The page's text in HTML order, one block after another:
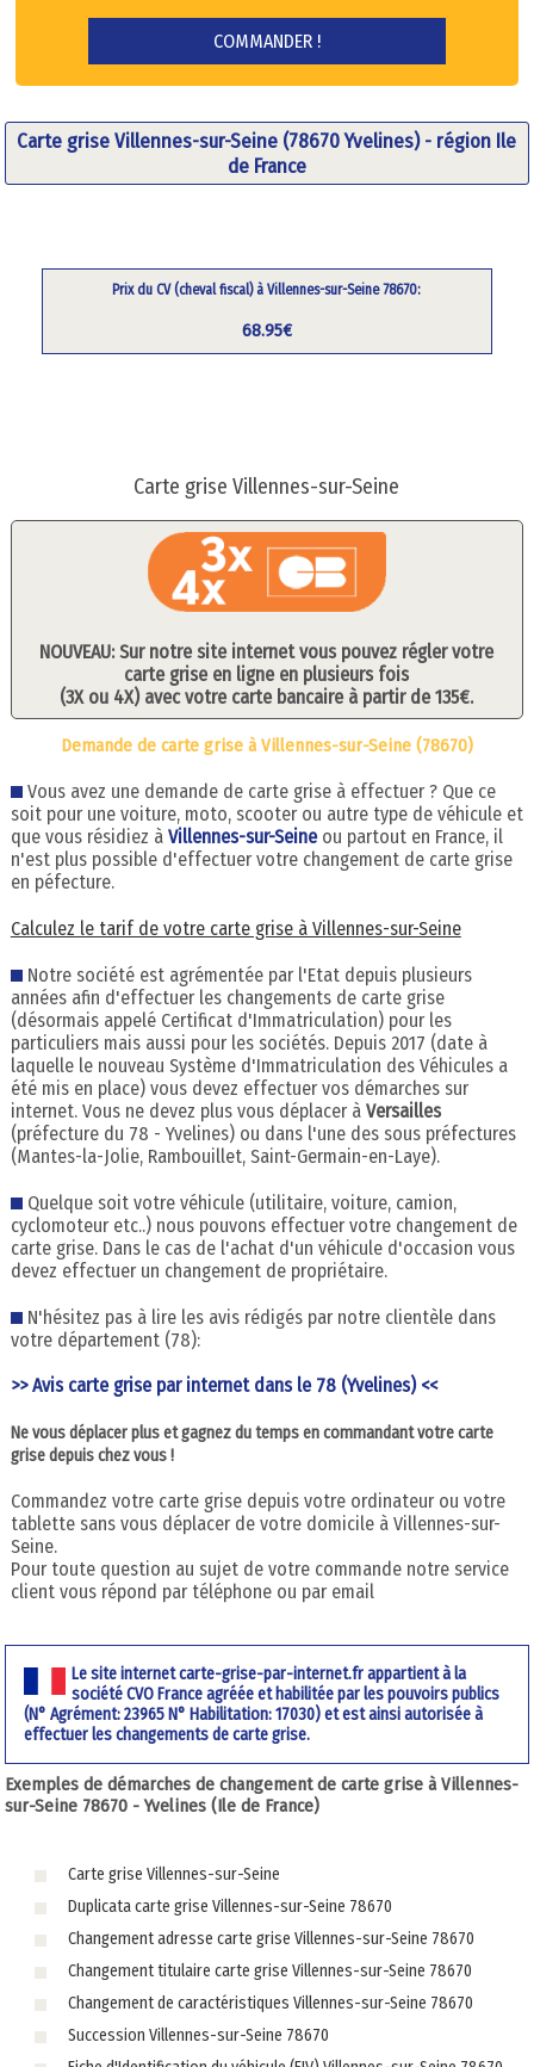
Carte grise Villennes-sur-Seine (78670 Yvelines) - région Ile
de France
Prix du CV (cheval fiscal) à Villennes-sur-Seine 78670:
68.95€
Carte grise Villennes-sur-Seine
NOUVEAU: Sur notre site internet vous pouvez régler votre
carte grise en ligne en plusieurs fois
(3X ou 4X) avec votre carte bancaire à partir de 135€.
Demande de carte grise à Villennes-sur-Seine (78670)
Vous avez une demande de carte grise à effectuer ? Que ce
soit pour une voiture, moto, scooter ou autre type de véhicule et
que vous résidiez à Villennes-sur-Seine ou partout en France, il
n'est plus possible d'effectuer votre changement de carte grise
en péfecture.
Calculez le tarif de votre carte grise à Villennes-sur-Seine
Notre société est agrémentée par l'Etat depuis plusieurs
années afin d'effectuer les changements de carte grise
(désormais appelé Certificat d'Immatriculation) pour les
particuliers mais aussi pour les sociétés. Depuis 2017 (date à
laquelle le nouveau Système d'Immatriculation des Véhicules a
été mis en place) vous devez effectuer vos démarches sur
internet. Vous ne devez plus vous déplacer à Versailles
(préfecture du 78 - Yvelines) ou dans l'une des sous préfectures
(Mantes-la-Jolie, Rambouillet, Saint-Germain-en-Laye).
Quelque soit votre véhicule (utilitaire, voiture, camion,
cyclomoteur etc..) nous pouvons effectuer votre changement de
carte grise. Dans le cas de l'achat d'un véhicule d'occasion vous
devez effectuer un changement de propriétaire.
N'hésitez pas à lire les avis rédigés par notre clientèle dans
votre département (78):
>> Avis carte grise par internet dans le 78 (Yvelines) <<
Ne vous déplacer plus et gagnez du temps en commandant votre carte
grise depuis chez vous !
Commandez votre carte grise depuis votre ordinateur ou votre
tablette sans vous déplacer de votre domicile à Villennes-sur-
Seine.
Pour toute question au sujet de votre commande notre service
client vous répond par téléphone ou par email
Le site internet carte-grise-par-internet.fr appartient à la
société CVO France agréée et habilitée par les pouvoirs publics
(N° Agrément: 23965 N° Habilitation: 17030) et est ainsi autorisée à
effectuer les changements de carte grise.
Exemples de démarches de changement de carte grise à Villennes-
sur-Seine 78670 - Yvelines (Ile de France)
Carte grise Villennes-sur-Seine
Duplicata carte grise Villennes-sur-Seine 78670
Changement adresse carte grise Villennes-sur-Seine 78670
Changement titulaire carte grise Villennes-sur-Seine 78670
Changement de caractéristiques Villennes-sur-Seine 78670
Succession Villennes-sur-Seine 78670